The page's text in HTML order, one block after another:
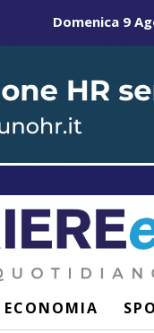
Domenica 9
ECONOMIA